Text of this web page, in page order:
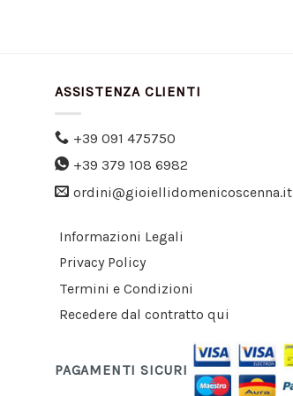
ASSISTENZA CLIENTI
+39 091 475750
+39 379 108 6982
ordini@gioiellidomenicoscenna.it
Informazioni Legali
Privacy Policy
Termini e Condizioni
Recedere dal contratto qui
PAGAMENTI SICURI